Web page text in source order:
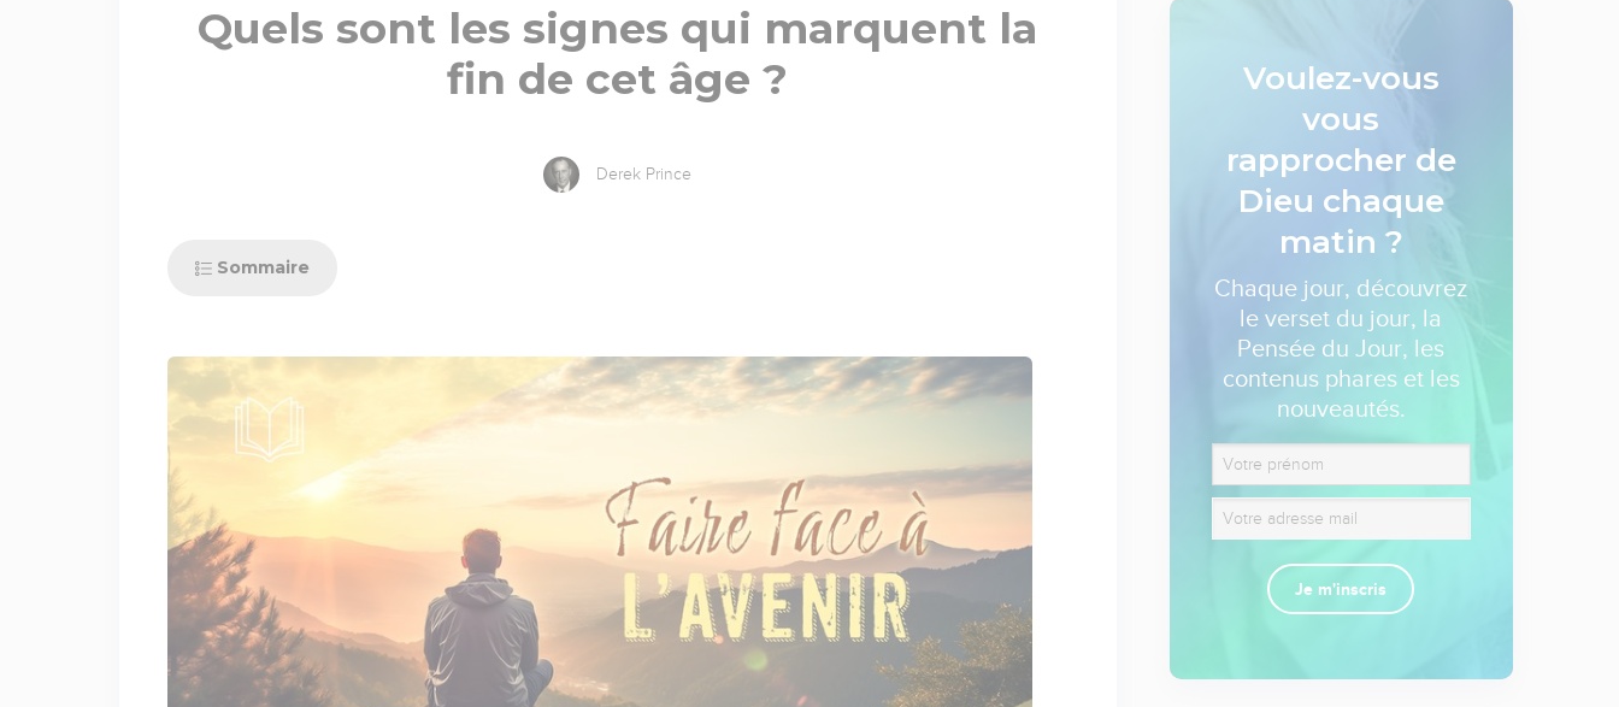
Quels sont les signes qui marquent la
fin de cet âge ?
Derek Prince
Sommaire
Voulez-vous
vous
rapprocher de
Dieu chaque
matin ?
Chaque jour, découvrez
le verset du jour, la
Pensée du Jour, les
contenus phares et les
nouveautés.
Je m'inscris